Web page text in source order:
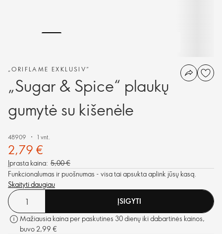
„ORIFLAME EXKLUSIV“
„Sugar & Spice“ plaukų
gumytė su kišenėle
48909 1 vnt.
2,79 €
Įprasta kaina: 5,00 €
Funkcionalumas ir puošnumas - visa tai apsukta aplink jūsų kasą.
Skaityti daugiau
ĮSIGYTI
Mažiausia kaina per paskutines 30 dienų iki dabartinės kainos,
buvo 2,99 €